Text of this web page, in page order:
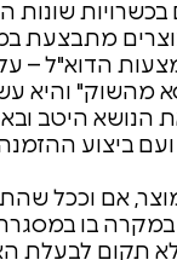
מתבצעת
הדוא"ל –
מהשוק" והיא
הנושא היטב
ועם ביצוע
אם וככל
במקרה בו
תקום לבעלת